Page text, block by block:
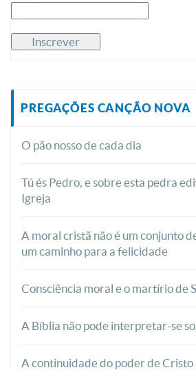
PREGAÇÕES CANÇÃO NOVA
O pão nosso de cada dia
Tú és Pedro, e sobre esta pedra
Igreja
A moral cristã não é um conjunto
um caminho para a felicidade
Consciência moral e o martírio de
A Bíblia não pode interpretar-se
A continuidade do poder de Cristo